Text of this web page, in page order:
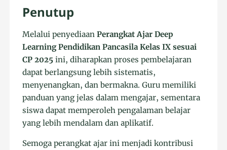
Penutup
Melalui penyediaanPerangkat Ajar Deep
Learning Pendidikan Pancasila Kelas IX sesuai
CP 2025 ini, diharapkan proses pembelajaran
dapat berlangsung lebih sistematis,
menyenangkan, dan bermakna. Guru memiliki
panduan yang jelas dalam mengajar, sementara
siswa dapat memperoleh pengalaman belajar
yang lebih mendalam dan aplikatif.
Semoga perangkat ajar ini menjadi kontribusi